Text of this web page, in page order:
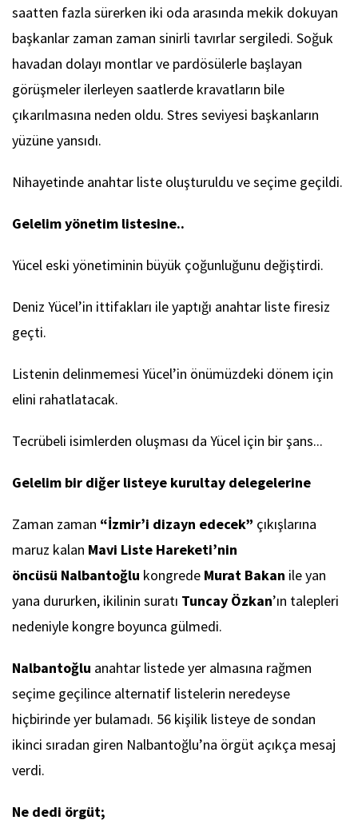
saatten fazla sürerken iki oda arasında mekik dokuyan
başkanlar zaman zaman sinirli tavırlar sergiledi. Soğuk
havadan dolayı montlar ve pardösülerle başlayan
görüşmeler ilerleyen saatlerde kravatların bile
çıkarılmasına neden oldu. Stres seviyesi başkanların
yüzüne yansıdı.
Nihayetinde anahtar liste oluşturuldu ve seçime geçildi.
Gelelim yönetim listesine..
Yücel eski yönetiminin büyük çoğunluğunu değiştirdi.
Deniz Yücel’in ittifakları ile yaptığı anahtar liste firesiz
geçti.
Listenin delinmemesi Yücel’in önümüzdeki dönem için
elini rahatlatacak.
Tecrübeli isimlerden oluşması da Yücel için bir şans...
Gelelim bir diğer listeye kurultay delegelerine
Zaman zaman “İzmir’i dizayn edecek” çıkışlarına
maruz kalan Mavi Liste Hareketi’nin
öncüsü Nalbantoğlu kongrede Murat Bakan ile yan
yana dururken, ikilinin suratı Tuncay Özkan’ın talepleri
nedeniyle kongre boyunca gülmedi.
Nalbantoğlu anahtar listede yer almasına rağmen
seçime geçilince alternatif listelerin neredeyse
hiçbirinde yer bulamadı. 56 kişilik listeye de sondan
ikinci sıradan giren Nalbantoğlu’na örgüt açıkça mesaj
verdi.
Ne dedi örgüt;